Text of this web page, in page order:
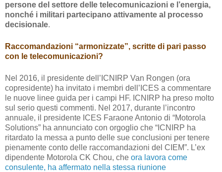
persone del settore delle telecomunicazioni e l’energia,
nonché i militari partecipano attivamente al processo
decisionale.
Raccomandazioni “armonizzate”, scritte di pari passo
con le telecomunicazioni?
Nel 2016, il presidente dell’ICNIRP Van Rongen (ora
copresidente) ha invitato i membri dell’ICES a commentare
le nuove linee guida per i campi HF. ICNIRP ha preso molto
sul serio questi commenti. Nel 2017, durante l’incontro
annuale, il presidente ICES Faraone Antonio di “Motorola
Solutions” ha annunciato con orgoglio che “ICNIRP ha
ritardato la messa a punto delle sue conclusioni per tenere
pienamente conto delle raccomandazioni del CIEM”. L’ex
dipendente Motorola CK Chou, che ora lavora come
consulente, ha affermato nella stessa riunione